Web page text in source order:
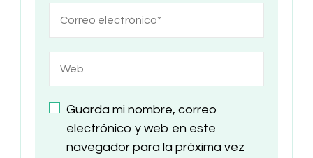
Guarda mi nombre, correo
electrónico y web en este
navegador para la próxima vez